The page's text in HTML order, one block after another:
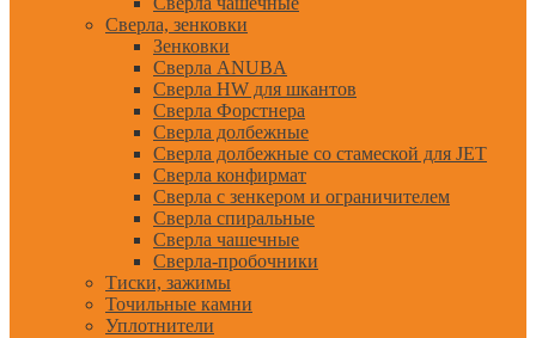
Сверла, зенковки
Зенковки
Сверла ANUBA
Сверла HW для шкантов
Сверла Форстнера
Сверла долбежные
Сверла долбежные со стамеской для JET
Сверла конфирмат
Сверла с зенкером и ограничителем
Сверла спиральные
Сверла чашечные
Сверла-пробочники
Тиски, зажимы
Точильные камни
Уплотнители